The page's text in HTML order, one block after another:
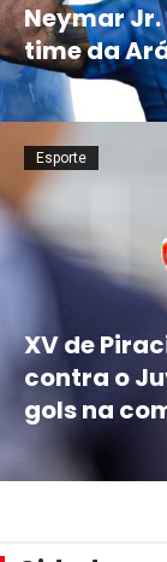
Neymar
time da
XV de
contra o
gols na
Esporte